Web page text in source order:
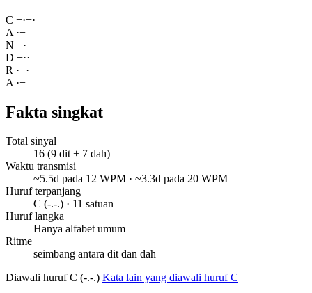
C −·−·
A ·−
N −·
D −··
R ·−·
A ·−
Fakta singkat
Total sinyal
16 (9 dit + 7 dah)
Waktu transmisi
~5.5d pada 12 WPM · ~3.3d pada 20 WPM
Huruf terpanjang
C (-.-.) · 11 satuan
Huruf langka
Hanya alfabet umum
Ritme
seimbang antara dit dan dah
Diawali huruf C (-.-.) Kata lain yang diawali huruf C